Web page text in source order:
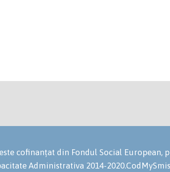
cofinanțat din Fondul Social
Administrativa 2014-